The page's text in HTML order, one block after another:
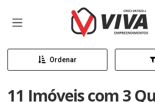
Página inicial
Ordenar
11 Imóveis com 3